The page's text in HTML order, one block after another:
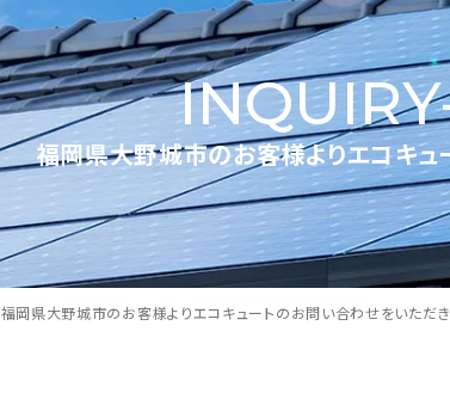
福岡県大野城市のお客様よりエコキ
福岡県大野城市のお客様よりエコキュートのお問い合わせをいただ